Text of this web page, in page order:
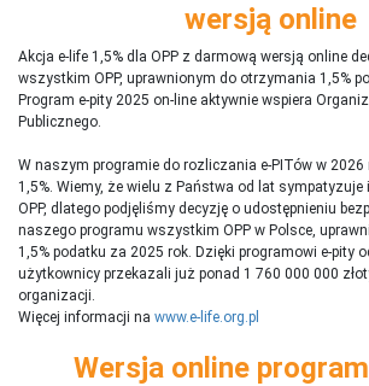
wersją online
Akcja e-life 1,5% dla OPP z darmową wersją online
wszystkim OPP, uprawnionym do otrzymania 1,5%
Program e-pity 2025 on-line aktywnie wspiera
Publicznego.
W naszym programie do rozliczania e-PITów w 2026
1,5%. Wiemy, że wielu z Państwa od lat sympatyzuje
OPP, dlatego podjęliśmy decyzję o udostępnieniu
naszego programu wszystkim OPP w Polsce,
1,5% podatku za 2025 rok. Dzięki programowi e-pity
użytkownicy przekazali już ponad 1 760 000 000
organizacji.
Więcej informacji na www.e-life.org.pl
Wersja online